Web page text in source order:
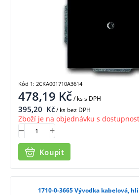
478,19 Kč/ kss DPH
395,20 Kč/ ks bez DPH
Zboží je na objednávku s
Koupit
Kód 1: 2CKA001710A3614
1710-0-3665 Vývodka